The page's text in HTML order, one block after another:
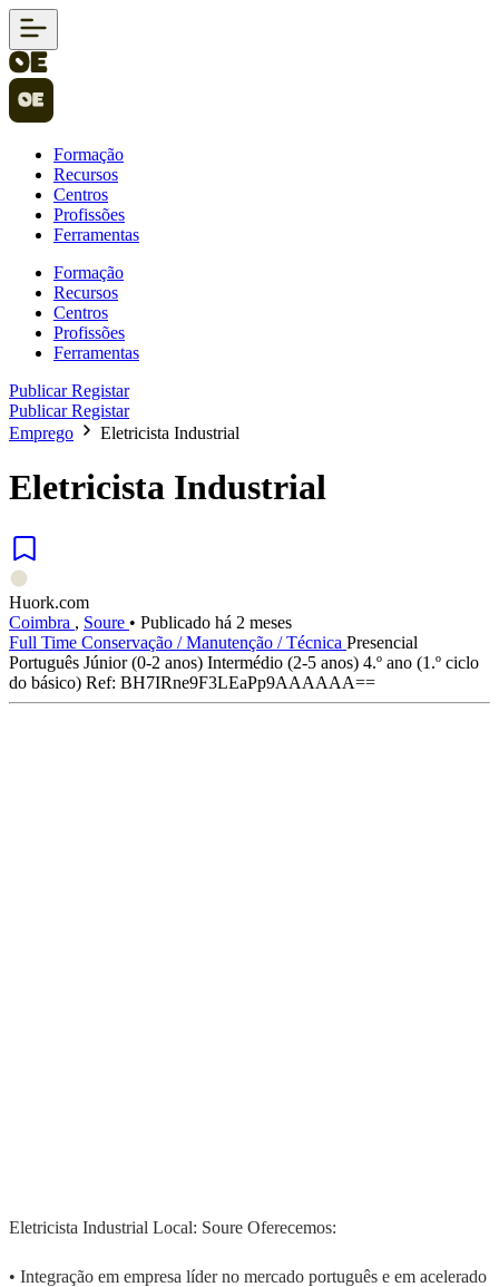
Formação
Recursos
Centros
Profissões
Ferramentas
Formação
Recursos
Centros
Profissões
Ferramentas
PublicarRegistar
PublicarRegistar
Emprego
Eletricista Industrial
Eletricista Industrial
Huork.com
Coimbra , Soure • Publicado há 2 meses
Full Time Conservação / Manutenção / Técnica Presencial
Português Júnior (0-2 anos) Intermédio (2-5 anos) 4.º ano (1.º ciclo
do básico) Ref: BH7IRne9F3LEaPp9AAAAAA==
Eletricista Industrial Local: Soure Oferecemos:
• Integração em empresa líder no mercado português e em acelerado